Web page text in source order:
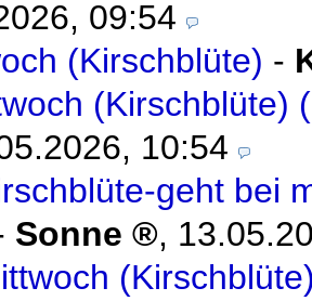
09:54
(Kirschblüte) -
(Kirschblüte)
10:54
geht bei
Sonne ,